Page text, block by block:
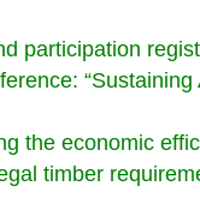
participation
the economic
timber